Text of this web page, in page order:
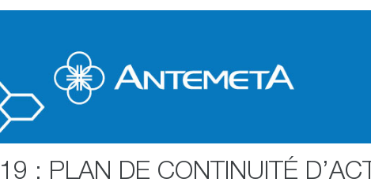
: PLAN DE CONTINUITÉ